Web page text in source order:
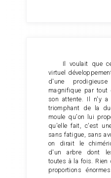
Il voulait que
virtuel
d'une
magnifique par tout
son attente. Il n'y
triomphant de la
moule qu'on lui
qu'elle fait, c'est
sans fatigue, sans
on dirait le
d'un arbre dont
toutes à la fois.
proportions